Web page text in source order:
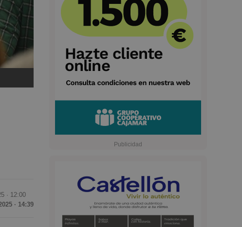
· 12:00
· 14:39